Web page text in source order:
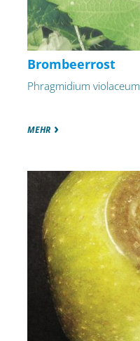
Brombeerrost
Phragmidium violaceum
MEHR